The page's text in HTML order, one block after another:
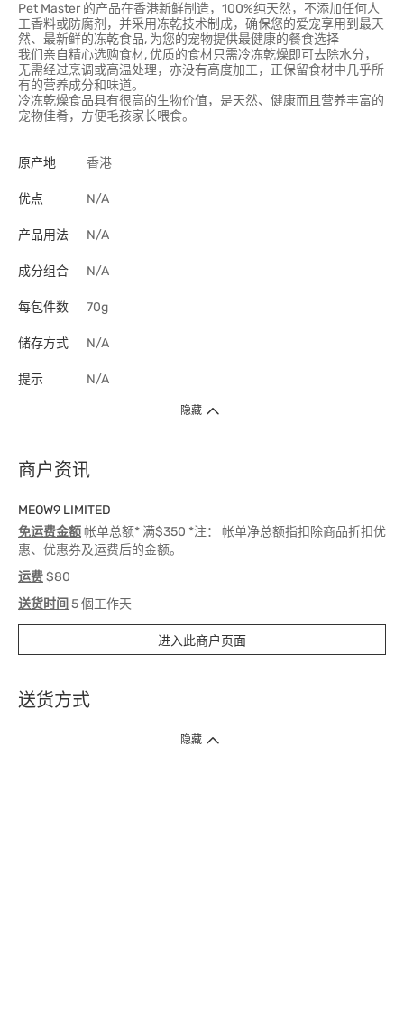
Pet Master 的产品在香港新鲜制造，100%纯天然，不添加任何人
工香料或防腐剂，并采用冻乾技术制成，确保您的爱宠享用到最天
然、最新鲜的冻乾食品, 为您的宠物提供最健康的餐食选择
我们亲自精心选购食材, 优质的食材只需冷冻乾燥即可去除水分，
无需经过烹调或高温处理，亦没有高度加工，正保留食材中几乎所
有的营养成分和味道。
冷冻乾燥食品具有很高的生物价值，是天然、健康而且营养丰富的
宠物佳肴，方便毛孩家长喂食。
原产地 香港
优点 N/A
产品用法 N/A
成分组合 N/A
每包件数 70g
储存方式 N/A
提示 N/A
隐藏
商户资讯
MEOW9 LIMITED
免运费金额帐单总额* 满$350 *注： 帐单净总额指扣除商品折扣优
惠、优惠券及运费后的金额。
运费$80
送货时间 5 個工作天
进入此商户页面
送货方式
1. 送货到府（受卫生署条例规管产品除外 ）
隐藏